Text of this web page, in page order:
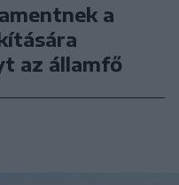
a
az államfő